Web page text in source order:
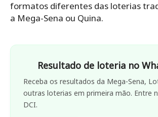
formatos diferentes das loterias
a Mega-Sena ou Quina.
Resultado de loteria no
Receba os resultados da Mega-Sena,
outras loterias em primeira mão. Entre
DCI.